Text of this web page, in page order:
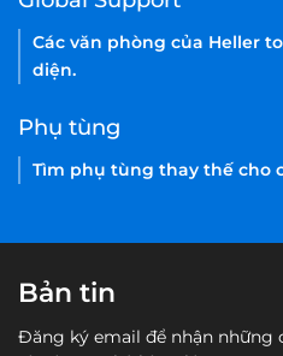
Địa chỉ
tiểu bang